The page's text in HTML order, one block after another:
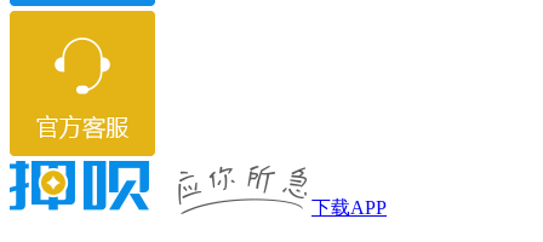
下载APP